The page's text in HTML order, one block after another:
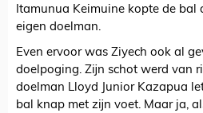
Itamunua Keimuine kopte de bal
eigen doelman.
Even ervoor was Ziyech ook al
doelpoging. Zijn schot werd van
doelman Lloyd Junior Kazapua
bal knap met zijn voet. Maar ja,